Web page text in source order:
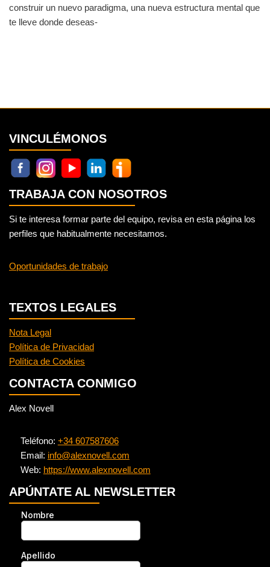
construir un nuevo paradigma, una nueva estructura mental que
te lleve donde deseas-
VINCULÉMONOS
TRABAJA CON NOSOTROS
Si te interesa formar parte del equipo, revisa en esta página los
perfiles que habitualmente necesitamos.
Oportunidades de trabajo
TEXTOS LEGALES
Nota Legal
Política de Privacidad
Política de Cookies
CONTACTA CONMIGO
Alex Novell
Teléfono: +34 607587606
Email: info@alexnovell.com
Web: https://www.alexnovell.com
APÚNTATE AL NEWSLETTER